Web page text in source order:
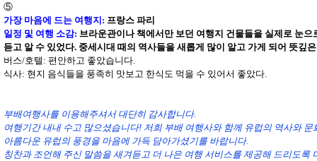
⑤
가장 마음에 드는 여행지: 프랑스 파리
일정 및 여행 소감: 브라운관이나 책에서만 보던 여행지 건물들을 실제로 눈
듣고 알 수 있었다. 중세시대 때의 역사들을 새롭게 많이 알고 가게 되어 뜻깊
버스/호텔: 편안하고 좋았습니다.
식사: 현지 음식들을 풍족히 맛보고 한식도 먹을 수 있어서 좋았다.
부배여행사를 이용해주셔서 대단히 감사합니다.
여행기간 내내 수고 많으셨습니다! 저희 부배 여행사와 함께 유럽의 역사와
아름다운 유럽의 풍경을 마음에 가득 담아가셨기를 바랍니다.
칭찬과 조언해 주신 말씀을 새겨듣고 더 나은 여행 서비스를 제공해 드리도록